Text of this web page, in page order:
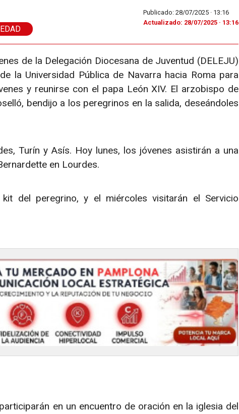
Publicado: 28/07/2025 · 13:16
Actualizado: 28/07/2025 · 13:16
de la Delegación Diocesana de Juventud (DELEJU)
la Universidad Pública de Navarra hacia Roma para
y reunirse con el papa León XIV. El arzobispo de
bendijo a los peregrinos en la salida, deseándoles
Turín y Asís. Hoy lunes, los jóvenes asistirán a una
en Lourdes.
del peregrino, y el miércoles visitarán el Servicio
en un encuentro de oración en la iglesia del